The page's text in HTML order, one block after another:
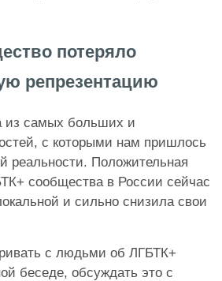
потеряло
репрезентацию
из самых больших и
с которыми нам пришлось
реальности. Положительная
сообщества в России сейчас
и сильно снизила свои
с людьми об ЛГБТК+
беседе, обсуждать это с